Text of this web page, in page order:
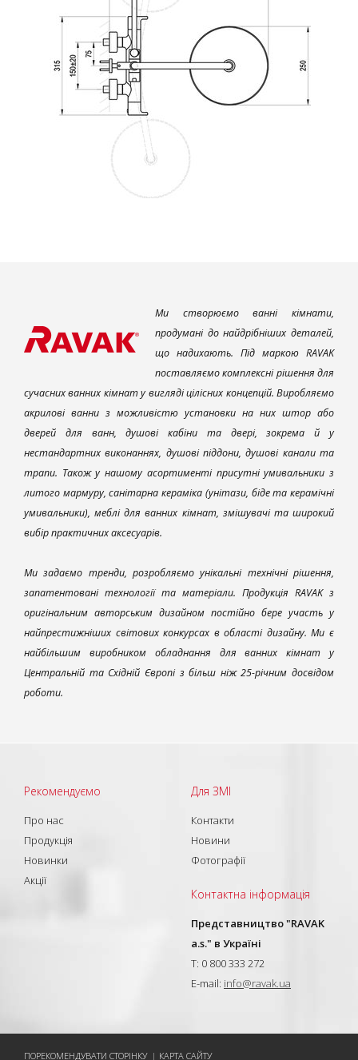
Ми створюємо ванні кімнати,
продумані до найдрібніших деталей,
що надихають. Під маркою RAVAK
поставляємо комплексні рішення для
сучасних ванних кімнат у вигляді цілісних концепцій. Виробляємо
акрилові ванни з можливістю установки на них штор або
дверей для ванн, душові кабіни та двері, зокрема й у
нестандартних виконаннях, душові піддони, душові канали та
трапи. Також у нашому асортименті присутні умивальники з
литого мармуру, санітарна кераміка (унітази, біде та керамічні
умивальники), меблі для ванних кімнат, змішувачі та широкий
вибір практичних аксесуарів.
Ми задаємо тренди, розробляємо унікальні технічні рішення,
запатентовані технології та матеріали. Продукція RAVAK з
оригінальним авторським дизайном постійно бере участь у
найпрестижніших світових конкурсах в області дизайну. Ми є
найбільшим виробником обладнання для ванних кімнат у
Центральній та Східній Європі з більш ніж 25-річним досвідом
роботи.
Рекомендуємо
Про нас
Продукція
Новинки
Акції
Для ЗМІ
Контакти
Новини
Фотографії
Контактна інформація
Представництво "RAVAK
a.s." в Україні
T: 0 800 333 272
E-mail: info@ravak.ua
ПОРЕКОМЕНДУВАТИ СТОРІНКУ | КАРТА САЙТУ